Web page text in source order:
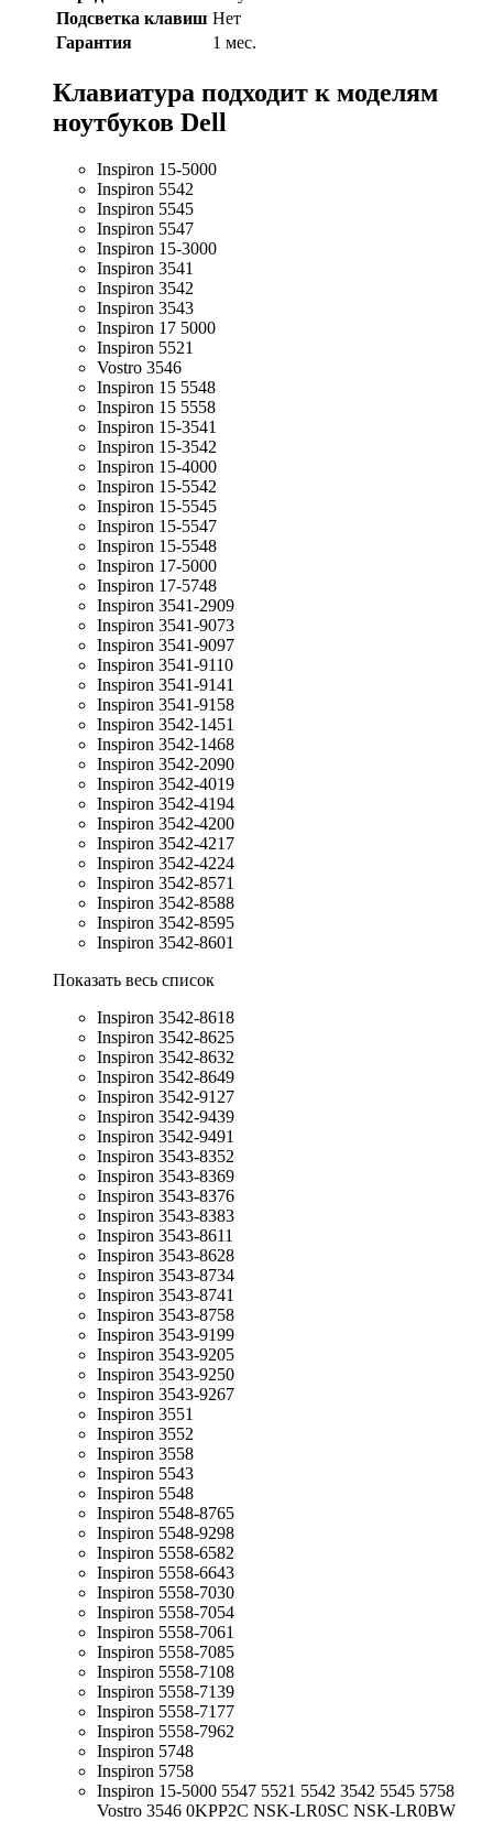
Подсветка клавиш Нет
Гарантия
1 мес.
Клавиатура подходит к моделям
ноутбуков Dell
Inspiron 15-5000
Inspiron 5542
Inspiron 5545
Inspiron 5547
Inspiron 15-3000
Inspiron 3541
Inspiron 3542
Inspiron 3543
Inspiron 17 5000
Inspiron 5521
Vostro 3546
Inspiron 15 5548
Inspiron 15 5558
Inspiron 15-3541
Inspiron 15-3542
Inspiron 15-4000
Inspiron 15-5542
Inspiron 15-5545
Inspiron 15-5547
Inspiron 15-5548
Inspiron 17-5000
Inspiron 17-5748
Inspiron 3541-2909
Inspiron 3541-9073
Inspiron 3541-9097
Inspiron 3541-9110
Inspiron 3541-9141
Inspiron 3541-9158
Inspiron 3542-1451
Inspiron 3542-1468
Inspiron 3542-2090
Inspiron 3542-4019
Inspiron 3542-4194
Inspiron 3542-4200
Inspiron 3542-4217
Inspiron 3542-4224
Inspiron 3542-8571
Inspiron 3542-8588
Inspiron 3542-8595
Inspiron 3542-8601
Показать весь список
Inspiron 3542-8618
Inspiron 3542-8625
Inspiron 3542-8632
Inspiron 3542-8649
Inspiron 3542-9127
Inspiron 3542-9439
Inspiron 3542-9491
Inspiron 3543-8352
Inspiron 3543-8369
Inspiron 3543-8376
Inspiron 3543-8383
Inspiron 3543-8611
Inspiron 3543-8628
Inspiron 3543-8734
Inspiron 3543-8741
Inspiron 3543-8758
Inspiron 3543-9199
Inspiron 3543-9205
Inspiron 3543-9250
Inspiron 3543-9267
Inspiron 3551
Inspiron 3552
Inspiron 3558
Inspiron 5543
Inspiron 5548
Inspiron 5548-8765
Inspiron 5548-9298
Inspiron 5558-6582
Inspiron 5558-6643
Inspiron 5558-7030
Inspiron 5558-7054
Inspiron 5558-7061
Inspiron 5558-7085
Inspiron 5558-7108
Inspiron 5558-7139
Inspiron 5558-7177
Inspiron 5558-7962
Inspiron 5748
Inspiron 5758
Inspiron 15-5000 5547 5521 5542 3542 5545 5758
Vostro 3546 0KPP2C NSK-LR0SC NSK-LR0BW